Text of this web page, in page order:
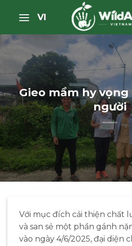
dung
VI
Gieo mầm hy
người
Với mục đích cải thiện chất
và san sẻ một phần gánh
vào ngày 4/6/2025, đại diện